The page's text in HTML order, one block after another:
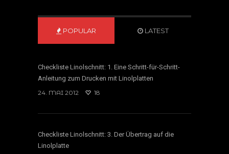
POPULAR LATEST
Checkliste Linolschnitt: 1. Eine Schritt-für-Schritt-
Anleitung zum Drucken mit Linolplatten
24. MAI 2012
18
Checkliste Linolschnitt: 3. Der Übertrag auf die
Linolplatte